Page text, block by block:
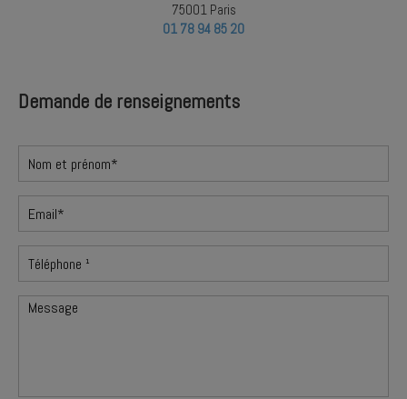
75001 Paris
01 78 94 85 20
Demande de renseignements